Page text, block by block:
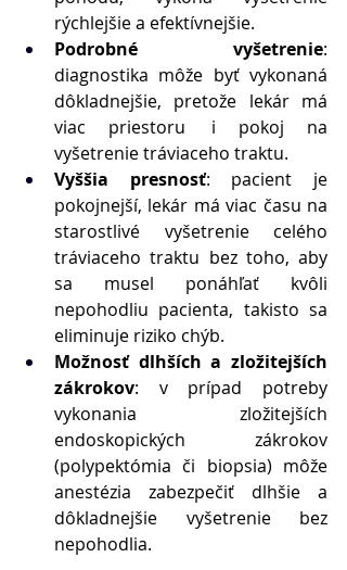
rýchlejšie a efektívnejšie.
Podrobné vyšetrenie:
diagnostika môže byť vykonaná
dôkladnejšie, pretože lekár má
viac priestoru  i pokoj na
vyšetrenie tráviaceho traktu.
Vyššia presnosť: pacient je
pokojnejší, lekár má viac času na
starostlivé vyšetrenie celého
tráviaceho traktu bez toho, aby
sa musel ponáhľať kvôli
nepohodliu pacienta, takisto sa
eliminuje riziko chýb.
Možnosť dlhších a zložitejších
zákrokov: v prípad potreby
vykonania zložitejších
endoskopických zákrokov
(polypektómia či biopsia) môže
anestézia zabezpečiť dlhšie a
dôkladnejšie vyšetrenie bez
nepohodlia.